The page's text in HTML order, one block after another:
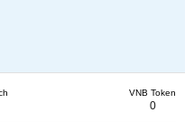
VNB Token
0